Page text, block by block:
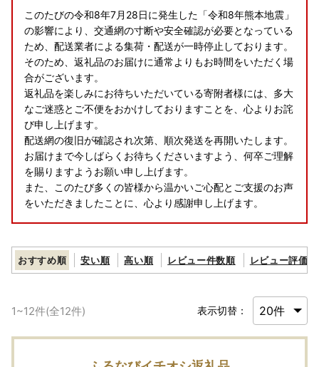
このたびの令和8年7月28日に発生した「令和8年熊本地震」
の影響により、交通網の寸断や安全確認が必要となっている
ため、配送業者による集荷・配送が一時停止しております。​
そのため、返礼品のお届けに通常よりもお時間をいただく場
合がございます。​
返礼品を楽しみにお待ちいただいている寄附者様には、多大
なご迷惑とご不便をおかけしておりますことを、心よりお詫
び申し上げます。​
配送網の復旧が確認され次第、順次発送を再開いたします。
お届けまで今しばらくお待ちくださいますよう、何卒ご理解
を賜りますようお願い申し上げます。​
また、このたび多くの皆様から温かいご心配とご支援のお声
をいただきましたことに、心より感謝申し上げます。
おすすめ順 安い順 高い順 レビュー件数順 レビュー評価順
1~12件(全12件) 表示切替：